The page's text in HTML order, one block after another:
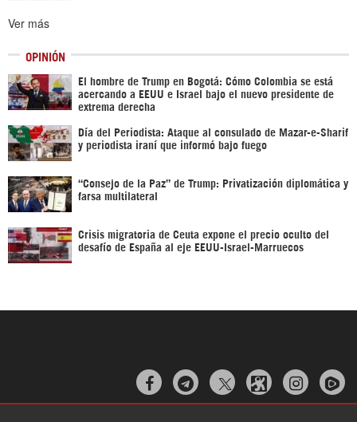
Ver más
OPINIÓN
El hombre de Trump en Bogotá: Cómo Colombia se está
acercando a EEUU e Israel bajo el nuevo presidente de
extrema derecha
Día del Periodista: Ataque al consulado de Mazar-e-Sharif
y periodista iraní que informó bajo fuego
“Consejo de la Paz” de Trump: Privatización diplomática y
farsa multilateral
Crisis migratoria de Ceuta expone el precio oculto del
desafío de España al eje EEUU-Israel-Marruecos
  